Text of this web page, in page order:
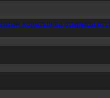
қорытынды отырысы өтті